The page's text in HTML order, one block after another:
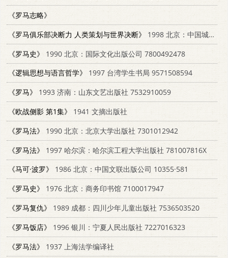
《罗马志略》
《罗马俱乐部决断力 人类策划与世界决断》
1998 北京：中国城市出版社 7507407691
《罗马史》
1990 北京：国际文化出版公司 7800492478
《逻辑思想与语言哲学》
1997 台湾学生书局 9571508594
《罗马》
1993 济南：山东文艺出版社 7532910059
《欧战侧影 第1集》
1941 文摘出版社
《罗马法》
1990 北京：北京大学出版社 7301012942
《罗马法》
1997 哈尔滨：哈尔滨工程大学出版社 781007816X
《马可·波罗》
1986 北京：中国文联出版公司 10355·581
《罗马史》
1976 北京：商务印书馆 7100017947
《罗马复仇》
1989 成都：四川少年儿童出版社 7536503520
《罗马饭店》
1996 银川：宁夏人民出版社 7227016323
《罗马法》
1937 上海法学编译社